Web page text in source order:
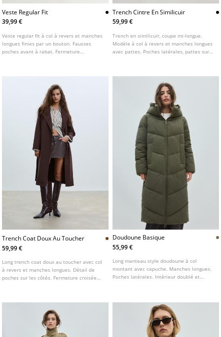
Veste Regular Fit
39,99 €
Veste regular fit à col à revers et manches
longues finies par un bouton. Fausses
poches avant à rabat. Fermeture
Trench Cintre En Similicuir
59,99 €
Trench en similicuir, coupe mi-longue.
Modèle à col à revers et manches longues
avec pattes. Poches latérales, pattes sur
boucle.
Trench Coat Doux Au Toucher
59,99 €
Long trench coat doux au toucher avec col
à revers et manches longues. Détail de
poches sur les côtés. Fermeture croisée
en plusieurs couleurs.
Doudoune Basique
55,99 €
Long manteau style doudoune à col
montant avec capuche. Manches longues.
Poches latérales. Intérieur doublé et